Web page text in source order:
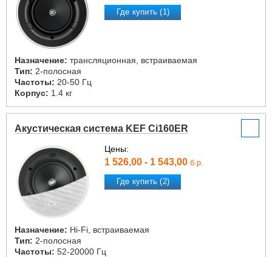
Где купить (1)
Назначение: трансляционная, встраиваемая
Тип: 2-полосная
Частоты: 20-50 Гц
Корпус: 1.4 кг
Акустическая система KEF Ci160ER
Цены:
1 526,00 - 1 543,00 б.р.
Где купить (2)
Назначение: Hi-Fi, встраиваемая
Тип: 2-полосная
Частоты: 52-20000 Гц